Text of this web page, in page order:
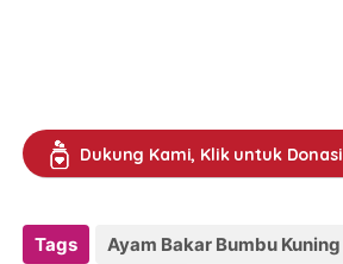
Dukung Kami, Klik untuk Donasi
Tags
Ayam Bakar Bumbu Kuning